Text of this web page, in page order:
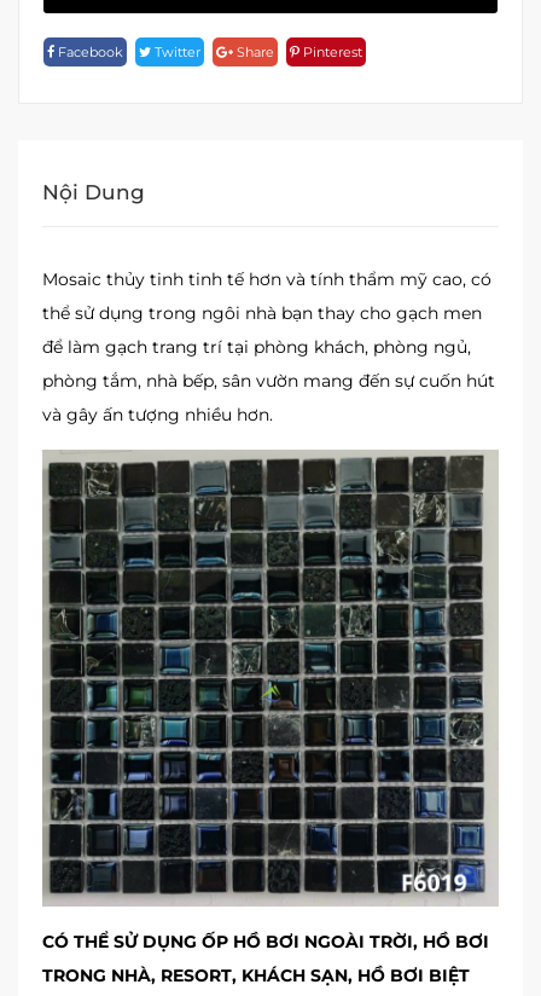
F6019
Quantity
Facebook Twitter Share Pinterest
Nội Dung
Mosaic thủy tinh tinh tế hơn và tính thẩm mỹ cao, có
thể sử dụng trong ngôi nhà bạn thay cho gạch men
để làm gạch trang trí tại phòng khách, phòng ngủ,
phòng tắm, nhà bếp, sân vườn mang đến sự cuốn hút
và gây ấn tượng nhiều hơn.
CÓ THỂ SỬ DỤNG ỐP HỒ BƠI NGOÀI TRỜI, HỒ BƠI
TRONG NHÀ, RESORT, KHÁCH SẠN, HỒ BƠI BIỆT